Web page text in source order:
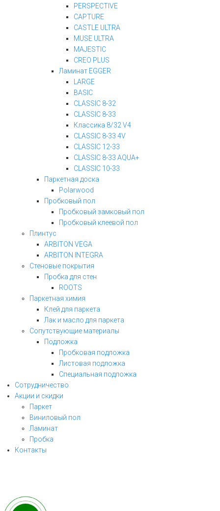
PERSPECTIVE
CAPTURE
CASTLE ULTRA
MUSE ULTRA
MAJESTIC
CREO PLUS
Ламинат EGGER
LARGE
BASIC
CLASSIC 8-32
CLASSIC 8-33
Классика 8/32 V4
CLASSIC 8-33 4V
CLASSIC 12-33
CLASSIC 8-33 AQUA+
CLASSIC 10-33
Паркетная доска
Polarwood
Пробковый пол
Пробковый замковый пол
Пробковый клеевой пол
Плинтус
ARBITON VEGA
ARBITON INTEGRA
Стеновые покрытия
Пробка для стен
ROOTS
Паркетная химия
Клей для паркета
Лак и масло для паркета
Сопутствующие материалы
Подложка
Пробковая подложка
Листовая подложка
Специальная подложка
Сотрудничество
Акции и скидки
Паркет
Виниловый пол
Ламинат
Пробка
Контакты
заполните форму и мы свяжемся с Вами